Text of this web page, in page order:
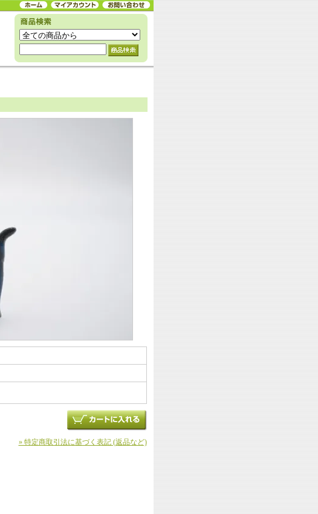
» 特定商取引法に基づく表記 (返品など)